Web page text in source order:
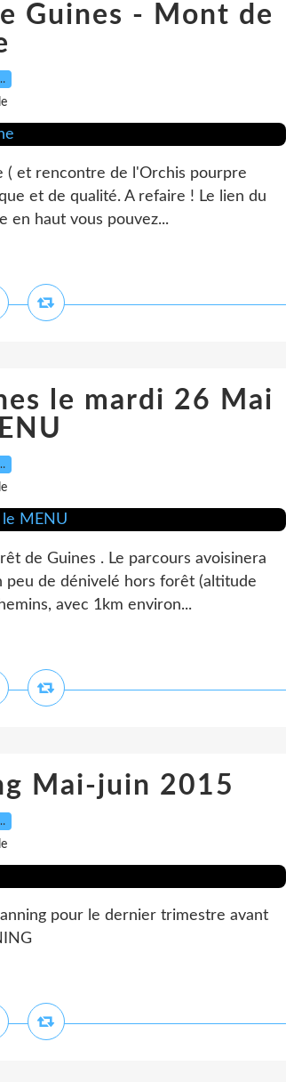
Guines - Mont de
( et rencontre de l'Orchis pourpre
et de qualité. A refaire ! Le lien du
en haut vous pouvez...
le mardi 26 Mai
de Guines . Le parcours avoisinera
de dénivelé hors forêt (altitude
avec 1km environ...
Mai-juin 2015
pour le dernier trimestre avant